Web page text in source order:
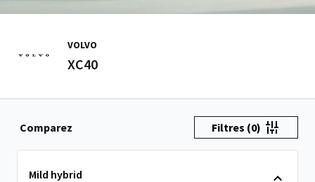
VOLVO
XC40
Comparez Filtres (0)
Mild hybrid